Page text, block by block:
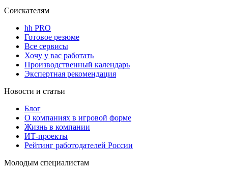
Соискателям
hh PRO
Готовое резюме
Все сервисы
Хочу у вас работать
Производственный календарь
Экспертная рекомендация
Новости и статьи
Блог
О компаниях в игровой форме
Жизнь в компании
ИТ-проекты
Рейтинг работодателей России
Молодым специалистам